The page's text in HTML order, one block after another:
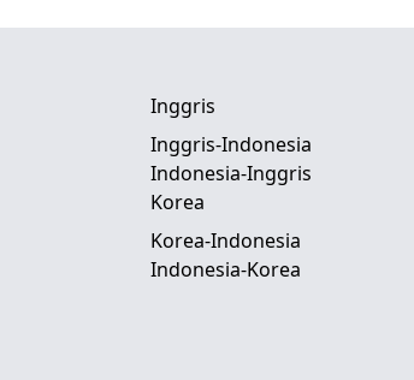
Inggris
Inggris-Indonesia
Indonesia-Inggris
Korea
Korea-Indonesia
Indonesia-Korea